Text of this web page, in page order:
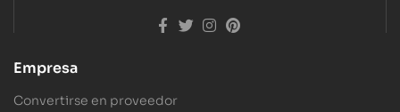
Empresa
Convertirse en proveedor